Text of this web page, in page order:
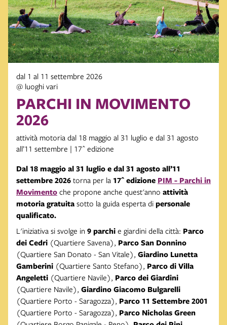
dal 1 al 11 settembre 2026
@ luoghi vari
PARCHI IN MOVIMENTO
2026
attività motoria dal 18 maggio al 31 luglio e dal 31 agosto
all’11 settembre | 17^ edizione
Dal 18 maggio al 31 luglio e dal 31 agosto all’11
settembre 2026 torna per la 17^ edizione PIM - Parchi in
Movimento che propone anche quest'anno attività
motoria gratuita sotto la guida esperta di personale
qualificato.
L'iniziativa si svolge in 9 parchi e giardini della città: Parco
dei Cedri (Quartiere Savena), Parco San Donnino
(Quartiere San Donato - San Vitale), Giardino Lunetta
Gamberini (Quartiere Santo Stefano), Parco di Villa
Angeletti (Quartiere Navile), Parco dei Giardini
(Quartiere Navile), Giardino Giacomo Bulgarelli
(Quartiere Porto - Saragozza), Parco 11 Settembre 2001
(Quartiere Porto - Saragozza), Parco Nicholas Green